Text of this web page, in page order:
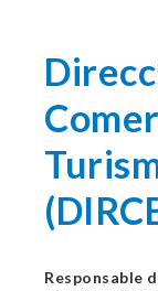
Responsable